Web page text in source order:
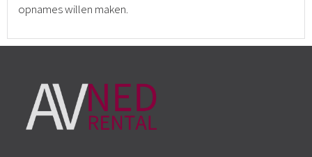
opnames willen maken.